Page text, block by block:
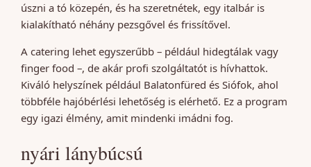
úszni a tó közepén, és ha szeretnétek, egy italbár is
kialakítható néhány pezsgővel és frissítővel.
A catering lehet egyszerűbb – például hidegtálak vagy
finger food –, de akár profi szolgáltatót is hívhattok.
Kiváló helyszínek például Balatonfüred és Siófok, ahol
többféle hajóbérlési lehetőség is elérhető. Ez a program
egy igazi élmény, amit mindenki imádni fog.
nyári lánybúcsú